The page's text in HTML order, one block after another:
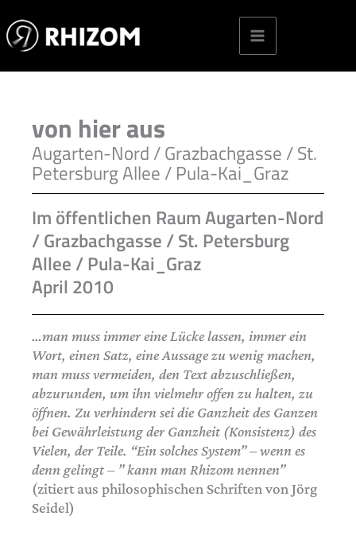
to
content
von hier aus
Augarten-Nord / Grazbachgasse / St.
Petersburg Allee / Pula-Kai_Graz
Im öffentlichen Raum Augarten-Nord
/ Grazbachgasse / St. Petersburg
Allee / Pula-Kai_Graz
April 2010
…man muss immer eine Lücke lassen, immer ein
Wort, einen Satz, eine Aussage zu wenig machen,
man muss vermeiden, den Text abzuschließen,
abzurunden, um ihn vielmehr offen zu halten, zu
öffnen. Zu verhindern sei die Ganzheit des Ganzen
bei Gewährleistung der Ganzheit (Konsistenz) des
Vielen, der Teile. “Ein solches System” – wenn es
denn gelingt – ” kann man Rhizom nennen”
(zitiert aus philosophischen Schriften von Jörg
Seidel)